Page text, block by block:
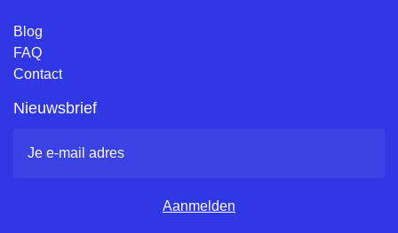
Blog
FAQ
Contact
Nieuwsbrief